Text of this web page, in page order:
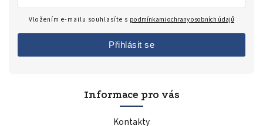
Informace pro vás
Kontakty
Vložením e-mailu souhlasíte s podmínkami ochrany osobních údajů
Přihlásit se